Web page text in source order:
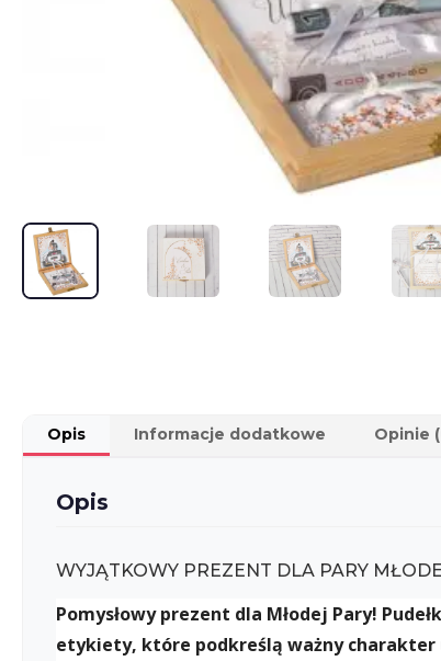
Opis Informacje dodatkowe Opinie
Opis
WYJĄTKOWY PREZENT DLA PARY
Pomysłowy prezent dla Młodej Pary!
etykiety, które podkreślą ważny